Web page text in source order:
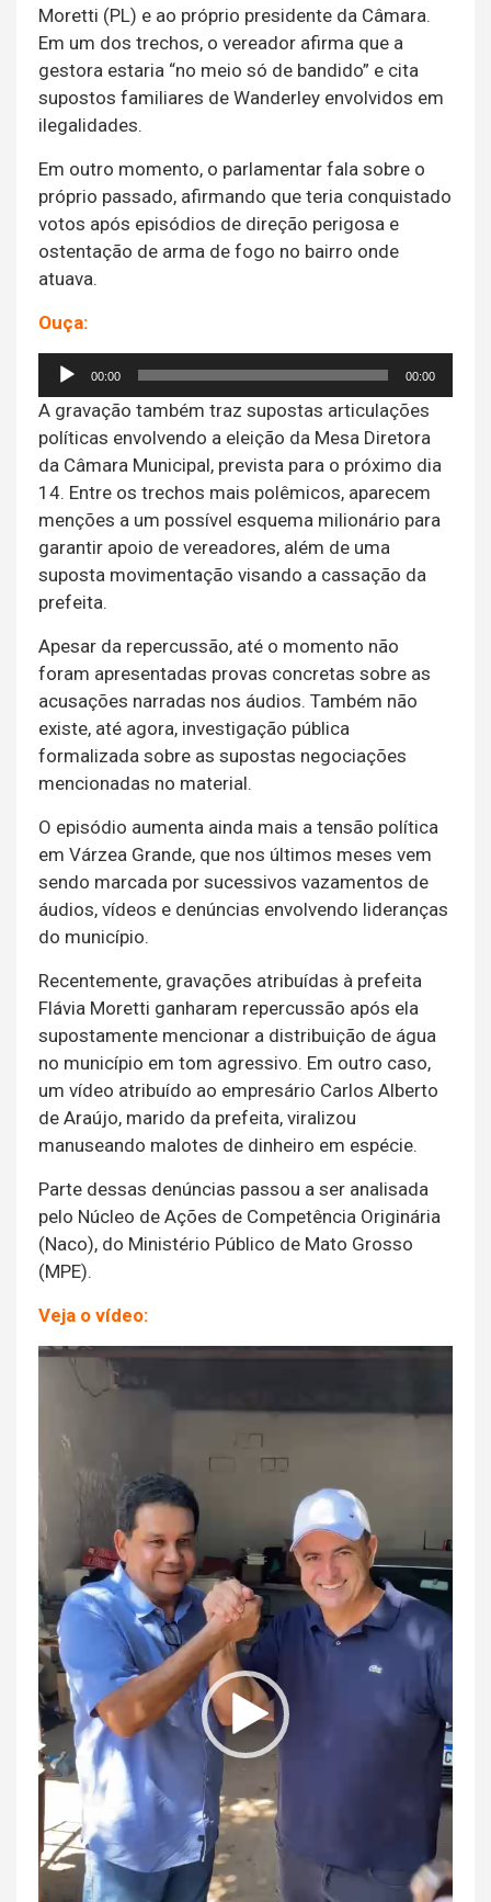
Moretti (PL) e ao próprio presidente da Câmara.
Em um dos trechos, o vereador afirma que a
gestora estaria “no meio só de bandido” e cita
supostos familiares de Wanderley envolvidos em
ilegalidades.
Em outro momento, o parlamentar fala sobre o
próprio passado, afirmando que teria conquistado
votos após episódios de direção perigosa e
ostentação de arma de fogo no bairro onde
atuava.
Ouça:
Tocador
áudio
00:00 00:00
A gravação também traz supostas articulações
políticas envolvendo a eleição da Mesa Diretora
da Câmara Municipal, prevista para o próximo dia
14. Entre os trechos mais polêmicos, aparecem
menções a um possível esquema milionário para
garantir apoio de vereadores, além de uma
suposta movimentação visando a cassação da
prefeita.
Apesar da repercussão, até o momento não
foram apresentadas provas concretas sobre as
acusações narradas nos áudios. Também não
existe, até agora, investigação pública
formalizada sobre as supostas negociações
mencionadas no material.
O episódio aumenta ainda mais a tensão política
em Várzea Grande, que nos últimos meses vem
sendo marcada por sucessivos vazamentos de
áudios, vídeos e denúncias envolvendo lideranças
do município.
Recentemente, gravações atribuídas à prefeita
Flávia Moretti ganharam repercussão após ela
supostamente mencionar a distribuição de água
no município em tom agressivo. Em outro caso,
um vídeo atribuído ao empresário Carlos Alberto
de Araújo, marido da prefeita, viralizou
manuseando malotes de dinheiro em espécie.
Parte dessas denúncias passou a ser analisada
pelo Núcleo de Ações de Competência Originária
(Naco), do Ministério Público de Mato Grosso
(MPE).
Veja o vídeo:
Tocador